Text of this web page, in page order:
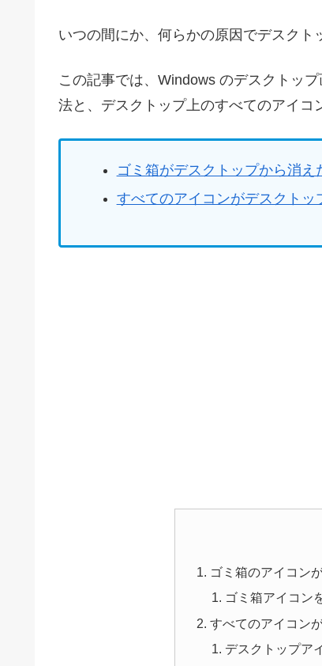
いつの間にか、何らかの原因でデスクト
この記事では、Windows のデスクトッ
法と、デスクトップ上のすべてのアイコ
ゴミ箱がデスクトップから消え
すべてのアイコンがデスクト
ゴミ箱のアイコン
ゴミ箱アイコン
すべてのアイコン
デスクトップア